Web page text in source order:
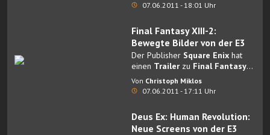
07.06.2011 - 18:01 Uhr
Final Fantasy XIII-2:
Bewegte Bilder von der E3
Der Publisher Square Enix hat
einen Trailer zu Final Fantasy
XIII-2 veröffentlicht.
Von Christoph Miklos
07.06.2011 - 17:11 Uhr
Deus Ex: Human Revolution:
Neue Screens von der E3